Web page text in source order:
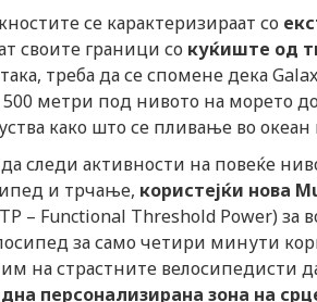
се карактеризираат со
своите граници со куќиште од
треба да се спомене дека
метри под нивото на морето
како што се пливање во
следи активности на повеќе
и трчање, користејќи нова
– Functional Threshold Power)
за само четири минути
на страстните велосипедисти
персонализирана зона на